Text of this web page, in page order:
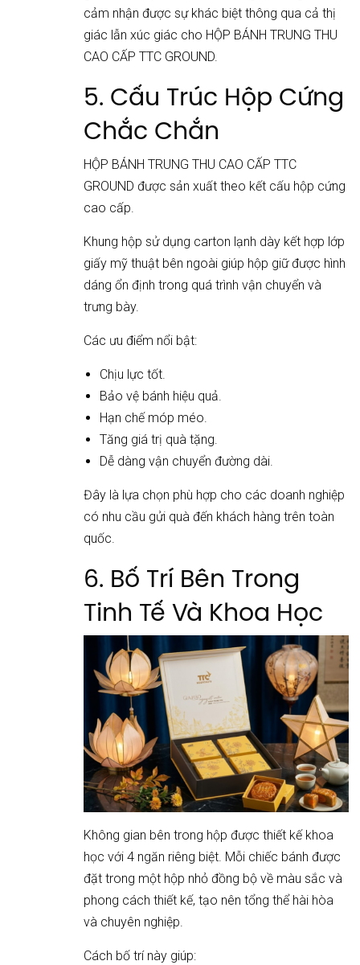
cảm nhận được sự khác biệt thông qua cả thị
giác lẫn xúc giác cho HỘP BÁNH TRUNG THU
CAO CẤP TTC GROUND.
5. Cấu Trúc Hộp Cứng
Chắc Chắn
HỘP BÁNH TRUNG THU CAO CẤP TTC
GROUND được sản xuất theo kết cấu hộp cứng
cao cấp.
Khung hộp sử dụng carton lạnh dày kết hợp lớp
giấy mỹ thuật bên ngoài giúp hộp giữ được hình
dáng ổn định trong quá trình vận chuyển và
trưng bày.
Các ưu điểm nổi bật:
Chịu lực tốt.
Bảo vệ bánh hiệu quả.
Hạn chế móp méo.
Tăng giá trị quà tặng.
Dễ dàng vận chuyển đường dài.
Đây là lựa chọn phù hợp cho các doanh nghiệp
có nhu cầu gửi quà đến khách hàng trên toàn
quốc.
6. Bố Trí Bên Trong
Tinh Tế Và Khoa Học
Không gian bên trong hộp được thiết kế khoa
học với 4 ngăn riêng biệt. Mỗi chiếc bánh được
đặt trong một hộp nhỏ đồng bộ về màu sắc và
phong cách thiết kế, tạo nên tổng thể hài hòa
và chuyên nghiệp.
Cách bố trí này giúp: